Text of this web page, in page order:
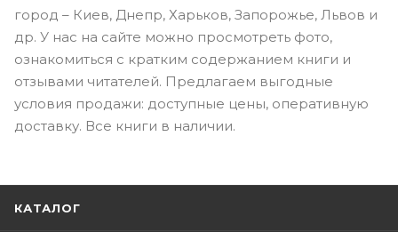
город – Киев, Днепр, Харьков, Запорожье, Львов и
др. У нас на сайте можно просмотреть фото,
ознакомиться с кратким содержанием книги и
отзывами читателей. Предлагаем выгодные
условия продажи: доступные цены, оперативную
доставку. Все книги в наличии.
КАТАЛОГ